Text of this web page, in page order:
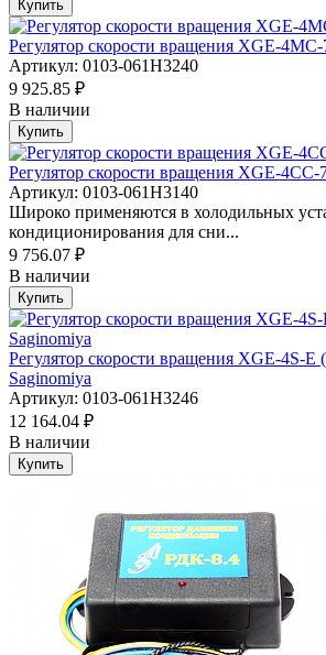
Купить
Регулятор скорости вращения XGE-
Артикул: 0103-061H3240
9 925.85 ₽
В наличии
Купить
Регулятор скорости вращения XGE-4CC-
Артикул: 0103-061H3140
Широко применяются в холодильных
кондиционирования для сни...
9 756.07 ₽
В наличии
Купить
Регулятор скорости вращения XGE-4S-E
Saginomiya
Артикул: 0103-061H3246
12 164.04 ₽
В наличии
Купить